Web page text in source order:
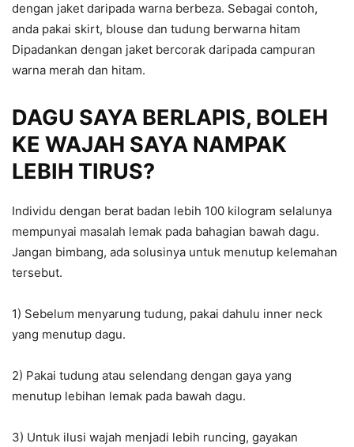
dengan jaket daripada warna berbeza. Sebagai contoh,
anda pakai skirt, blouse dan tudung berwarna hitam
Dipadankan dengan jaket bercorak daripada campuran
warna merah dan hitam.
DAGU SAYA BERLAPIS, BOLEH
KE WAJAH SAYA NAMPAK
LEBIH TIRUS?
Individu dengan berat badan lebih 100 kilogram selalunya
mempunyai masalah lemak pada bahagian bawah dagu.
Jangan bimbang, ada solusinya untuk menutup kelemahan
tersebut.
1) Sebelum menyarung tudung, pakai dahulu inner neck
yang menutup dagu.
2) Pakai tudung atau selendang dengan gaya yang
menutup lebihan lemak pada bawah dagu.
3) Untuk ilusi wajah menjadi lebih runcing, gayakan